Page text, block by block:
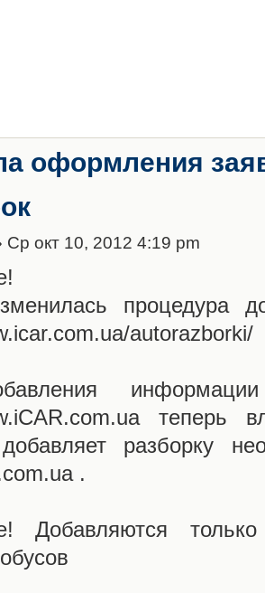
оформления
Ср окт 10, 2012 4:19 pm
процедура
autorazborki/
теперь
разборку
.
Добавляются